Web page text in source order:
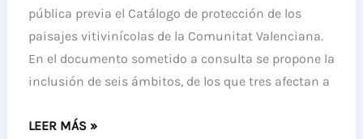
pública previa el Catálogo de protección de los
paisajes vitivinícolas de la Comunitat Valenciana.
En el documento sometido a consulta se propone la
inclusión de seis ámbitos, de los que tres afectan a
AHSA
LEER MÁS »